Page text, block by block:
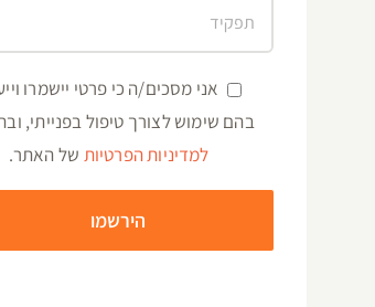
אני מסכים/ה כי פרטי יישמרו
בהם שימוש לצורך טיפול בפנייתי,
למדיניות הפרטיות של האתר.